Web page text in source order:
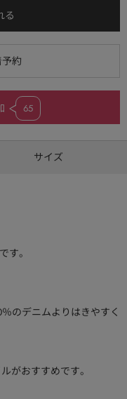
65
サイズ
す。
のデニムよりはきやすく
がおすすめです。